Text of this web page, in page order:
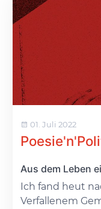
01. Juli 2022
Aus dem Leben
Ich fand heut
Verfallenem